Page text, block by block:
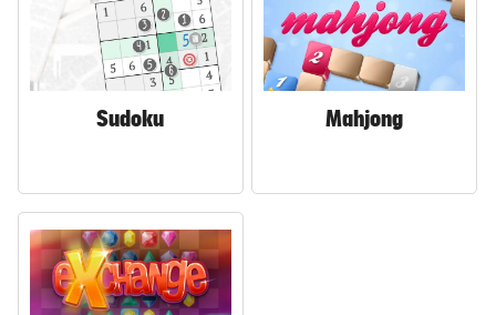
Sudoku Mahjong